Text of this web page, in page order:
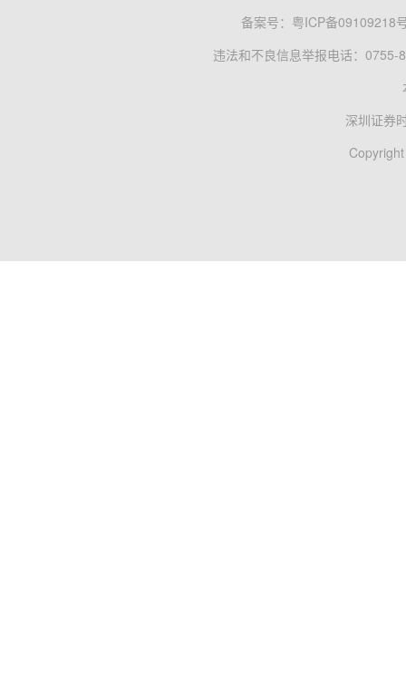
备案号： 粤ICP备09109218
违法和不良信息举报电话：0755-
深圳证券